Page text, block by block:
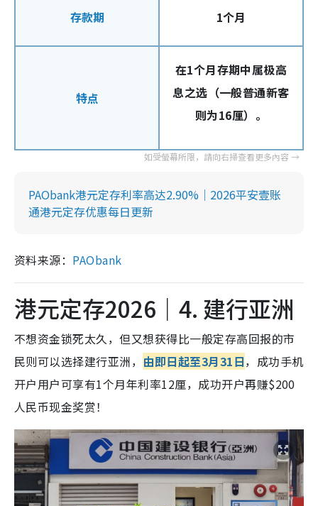
存款期 1个月
特点
在1个月存期中属极高
息之选（一般普通新客
则为16厘）。
PAObank港元定存利率高达2.90%｜2026平安壹账
通港元定存优惠每日更新
资料来源： PAObank
港元定存2026｜4. 建行亚洲
不想资金锁死太久，但又想获得比一般定存高回报的市
民则可以选择建行亚洲， 由即日起至3月31日，成功手机
开户用户可享有1个月年利率12厘，成功开户再赚$200
人民币现金奖赏！